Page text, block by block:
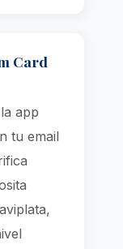
Card
app
tu email